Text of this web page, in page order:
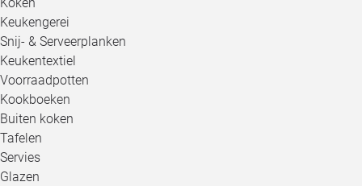
Keukengerei
Snij- & Serveerplanken
Keukentextiel
Voorraadpotten
Kookboeken
Buiten koken
Tafelen
Servies
Glazen